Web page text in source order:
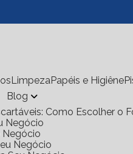
Limpeza Papéis e Higiêne
Blog
Como Escolher o
Negócio
Negócio
Negócio